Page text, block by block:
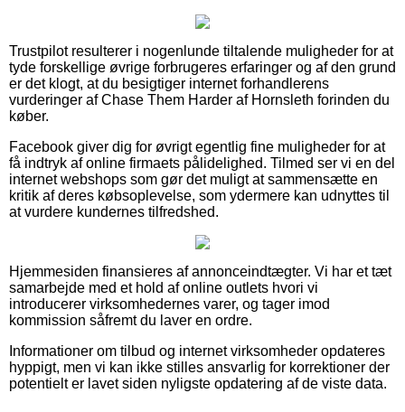
Trustpilot resulterer i nogenlunde tiltalende muligheder for at
tyde forskellige øvrige forbrugeres erfaringer og af den grund
er det klogt, at du besigtiger internet forhandlerens
vurderinger af Chase Them Harder af Hornsleth forinden du
køber.
Facebook giver dig for øvrigt egentlig fine muligheder for at
få indtryk af online firmaets pålidelighed. Tilmed ser vi en del
internet webshops som gør det muligt at sammensætte en
kritik af deres købsoplevelse, som ydermere kan udnyttes til
at vurdere kundernes tilfredshed.
Hjemmesiden finansieres af annonceindtægter. Vi har et tæt
samarbejde med et hold af online outlets hvori vi
introducerer virksomhedernes varer, og tager imod
kommission såfremt du laver en ordre.
Informationer om tilbud og internet virksomheder opdateres
hyppigt, men vi kan ikke stilles ansvarlig for korrektioner der
potentielt er lavet siden nyligste opdatering af de viste data.